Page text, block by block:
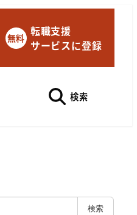
イページにログイン
無料 転職支援
サービスに登録
検索
検索